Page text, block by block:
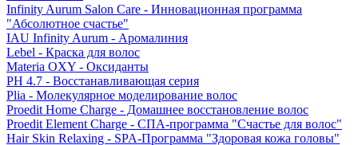
Infinity Aurum Salon Care - Инновационная программа
"Абсолютное счастье"
IAU Infinity Aurum - Аромалиния
Lebel - Краска для волос
Materia OXY - Оксиданты
PH 4.7 - Восстанавливающая серия
Plia - Молекулярное моделирование волос
Proedit Home Charge - Домашнее восстановление волос
Proedit Element Charge - СПА-программа "Счастье для волос"
Hair Skin Relaxing - SPA-Программа "Здоровая кожа головы"